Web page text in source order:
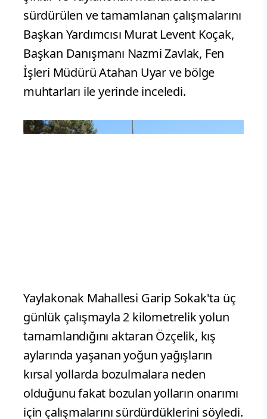
sürdürülen ve tamamlanan çalışmalarını
Başkan Yardımcısı Murat Levent Koçak,
Başkan Danışmanı Nazmi Zavlak, Fen
İşleri Müdürü Atahan Uyar ve bölge
muhtarları ile yerinde inceledi.
Yaylakonak Mahallesi Garip Sokak'ta üç
günlük çalışmayla 2 kilometrelik yolun
tamamlandığını aktaran Özçelik, kış
aylarında yaşanan yoğun yağışların
kırsal yollarda bozulmalara neden
olduğunu fakat bozulan yolların onarımı
için çalışmalarını sürdürdüklerini söyledi.